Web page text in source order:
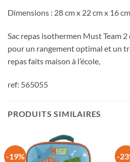
Dimensions : 28 cm x 22 cm x 16 cm
Sac repas isothermen Must Team
pour un rangement optimal et un
repas faits maison à l’école,
ref: 565055
PRODUITS SIMILAIRES
-19% -